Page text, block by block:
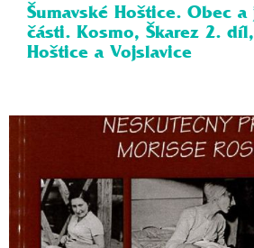
Šumavské Hoštice. Obec
části. Kosmo, Škarez 2.
Hoštice a Vojslavice